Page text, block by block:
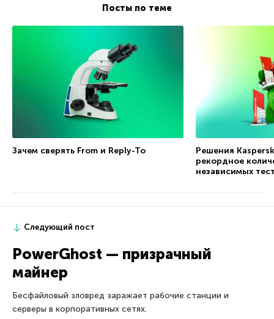
Посты по теме
Зачем сверять From и Reply-To
Решения
рекордное
независимых
Следующий пост
PowerGhost — призрачный
майнер
Бесфайловый зловред заражает рабочие станции и
серверы в корпоративных сетях.